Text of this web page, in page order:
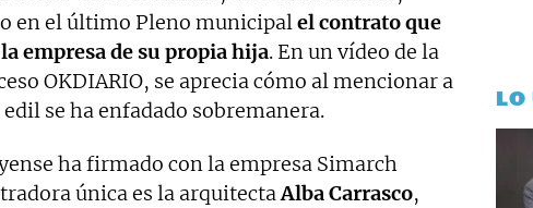
en el último Pleno municipal el contrato que
empresa de su propia hija. En un vídeo de la
OKDIARIO, se aprecia cómo al mencionar a
se ha enfadado sobremanera.
ha firmado con la empresa Simarch
única es la arquitecta Alba Carrasco,
LO